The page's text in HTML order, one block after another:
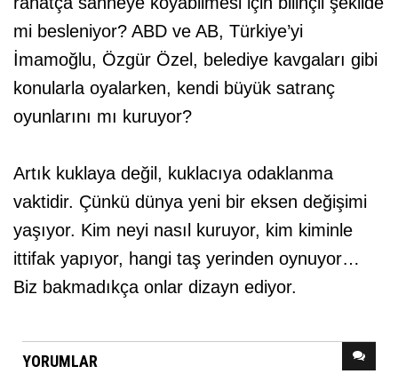
mi besleniyor? ABD ve AB, Türkiye’yi
İmamoğlu, Özgür Özel, belediye kavgaları gibi
konularla oyalarken, kendi büyük satranç
oyunlarını mı kuruyor?
Artık kuklaya değil, kuklacıya odaklanma
vaktidir. Çünkü dünya yeni bir eksen değişimi
yaşıyor. Kim neyi nasıl kuruyor, kim kiminle
ittifak yapıyor, hangi taş yerinden oynuyor…
Biz bakmadıkça onlar dizayn ediyor.
YORUMLAR